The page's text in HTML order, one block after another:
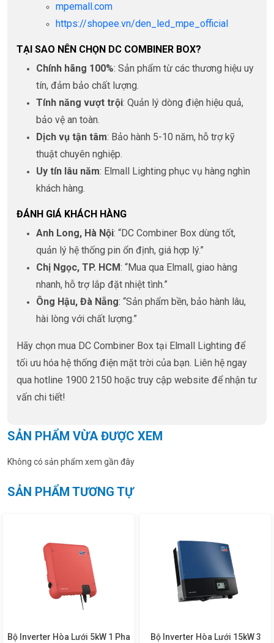
mpemall.com
https://shopee.vn/den_led_mpe_official
TẠI SAO NÊN CHỌN DC COMBINER BOX?
Chính hãng 100%: Sản phẩm từ các thương hiệu uy
tín, đảm bảo chất lượng.
Tính năng vượt trội: Quản lý dòng điện hiệu quả,
bảo vệ an toàn.
Dịch vụ tận tâm: Bảo hành 5-10 năm, hỗ trợ kỹ
thuật chuyên nghiệp.
Uy tín lâu năm: Elmall Lighting phục vụ hàng nghìn
khách hàng.
ĐÁNH GIÁ KHÁCH HÀNG
Anh Long, Hà Nội: “DC Combiner Box dùng tốt,
quản lý hệ thống pin ổn định, giá hợp lý.”
Chị Ngọc, TP. HCM: “Mua qua Elmall, giao hàng
nhanh, hỗ trợ lắp đặt nhiệt tình.”
Ông Hậu, Đà Nẵng: “Sản phẩm bền, bảo hành lâu,
hài lòng với chất lượng.”
Hãy chọn mua DC Combiner Box tại Elmall Lighting để
tối ưu hóa hệ thống điện mặt trời của bạn. Liên hệ ngay
qua hotline 1900 2150 hoặc truy cập website để nhận tư
vấn chi tiết!
SẢN PHẨM VỪA ĐƯỢC XEM
Không có sản phẩm xem gần đây
SẢN PHẨM TƯƠNG TỰ
Bộ Inverter Hòa Lưới 5kW 1 Pha
Bộ Inverter Hòa Lưới 15kW 3